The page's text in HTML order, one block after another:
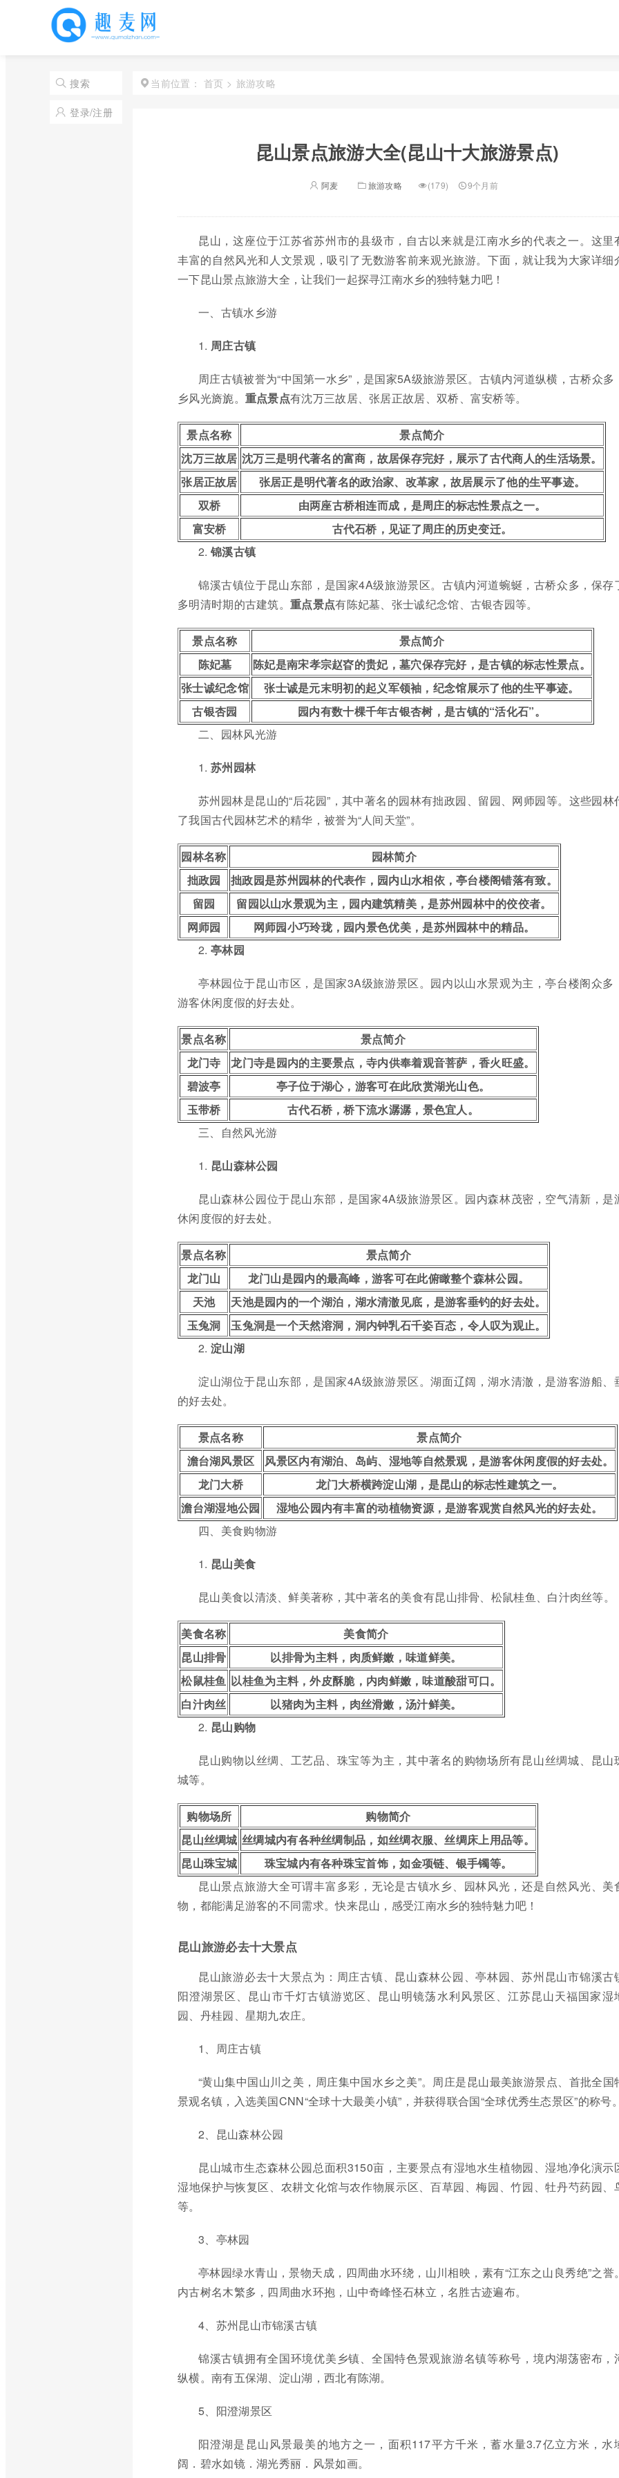
搜索
登录/注册
当前位置： 首页 > 旅游攻略
昆山景点旅游大全(昆山十大旅游景点)
阿麦 旅游攻略 (179) 9个月前
昆山，这座位于江苏省苏州市的县级市，自古以来就是江南水乡的代表之一。这里
丰富的自然风光和人文景观，吸引了无数游客前来观光旅游。下面，就让我为大家详细
一下昆山景点旅游大全，让我们一起探寻江南水乡的独特魅力吧！
一、古镇水乡游
1. 周庄古镇
周庄古镇被誉为“中国第一水乡”，是国家5A级旅游景区。古镇内河道纵横，古桥众多
乡风光旖旎。 重点景点有沈万三故居、张居正故居、双桥、富安桥等。
景点名称
景点简介
沈万三故居 沈万三是明代著名的富商，故居保存完好，展示了古代商人的生活场景。
张居正故居
张居正是明代著名的政治家、改革家，故居展示了他的生平事迹。
双桥
由两座古桥相连而成，是周庄的标志性景点之一。
富安桥
古代石桥，见证了周庄的历史变迁。
2. 锦溪古镇
锦溪古镇位于昆山东部，是国家4A级旅游景区。古镇内河道蜿蜒，古桥众多，保存
多明清时期的古建筑。重点景点有陈妃墓、张士诚纪念馆、古银杏园等。
景点名称
景点简介
陈妃墓
陈妃是南宋孝宗赵昚的贵妃，墓穴保存完好，是古镇的标志性景点。
张士诚纪念馆
张士诚是元末明初的起义军领袖，纪念馆展示了他的生平事迹。
古银杏园
园内有数十棵千年古银杏树，是古镇的“活化石”。
二、园林风光游
1. 苏州园林
苏州园林是昆山的“后花园”，其中著名的园林有拙政园、留园、网师园等。这些园林
了我国古代园林艺术的精华，被誉为“人间天堂”。
园林名称
园林简介
拙政园
拙政园是苏州园林的代表作，园内山水相依，亭台楼阁错落有致。
留园
留园以山水景观为主，园内建筑精美，是苏州园林中的佼佼者。
网师园
网师园小巧玲珑，园内景色优美，是苏州园林中的精品。
2. 亭林园
亭林园位于昆山市区，是国家3A级旅游景区。园内以山水景观为主，亭台楼阁众多
游客休闲度假的好去处。
景点名称
景点简介
龙门寺
龙门寺是园内的主要景点，寺内供奉着观音菩萨，香火旺盛。
碧波亭
亭子位于湖心，游客可在此欣赏湖光山色。
玉带桥
古代石桥，桥下流水潺潺，景色宜人。
三、自然风光游
1. 昆山森林公园
昆山森林公园位于昆山东部，是国家4A级旅游景区。园内森林茂密，空气清新，是
休闲度假的好去处。
景点名称
景点简介
龙门山
龙门山是园内的最高峰，游客可在此俯瞰整个森林公园。
天池
天池是园内的一个湖泊，湖水清澈见底，是游客垂钓的好去处。
玉兔洞
玉兔洞是一个天然溶洞，洞内钟乳石千姿百态，令人叹为观止。
2. 淀山湖
淀山湖位于昆山东部，是国家4A级旅游景区。湖面辽阔，湖水清澈，是游客游船、
的好去处。
景点名称
景点简介
澹台湖风景区
风景区内有湖泊、岛屿、湿地等自然景观，是游客休闲度假的好去处。
龙门大桥
龙门大桥横跨淀山湖，是昆山的标志性建筑之一。
澹台湖湿地公园
湿地公园内有丰富的动植物资源，是游客观赏自然风光的好去处。
四、美食购物游
1. 昆山美食
昆山美食以清淡、鲜美著称，其中著名的美食有昆山排骨、松鼠桂鱼、白汁肉丝等。
美食名称
美食简介
昆山排骨
以排骨为主料，肉质鲜嫩，味道鲜美。
松鼠桂鱼 以桂鱼为主料，外皮酥脆，内肉鲜嫩，味道酸甜可口。
白汁肉丝
以猪肉为主料，肉丝滑嫩，汤汁鲜美。
2. 昆山购物
昆山购物以丝绸、工艺品、珠宝等为主，其中著名的购物场所有昆山丝绸城、昆山
城等。
购物场所
购物简介
昆山丝绸城 丝绸城内有各种丝绸制品，如丝绸衣服、丝绸床上用品等。
昆山珠宝城
珠宝城内有各种珠宝首饰，如金项链、银手镯等。
昆山景点旅游大全可谓丰富多彩，无论是古镇水乡、园林风光，还是自然风光、美
物，都能满足游客的不同需求。快来昆山，感受江南水乡的独特魅力吧！
昆山旅游必去十大景点
昆山旅游必去十大景点为：周庄古镇、昆山森林公园、亭林园、苏州昆山市锦溪古
阳澄湖景区、昆山市千灯古镇游览区、昆山明镜荡水利风景区、江苏昆山天福国家湿
园、丹桂园、星期九农庄。
1、周庄古镇
“黄山集中国山川之美，周庄集中国水乡之美”。周庄是昆山最美旅游景点、首批全国
景观名镇，入选美国CNN“全球十大最美小镇”，并获得联合国“全球优秀生态景区”的称号
2、昆山森林公园
昆山城市生态森林公园总面积3150亩，主要景点有湿地水生植物园、湿地净化演示
湿地保护与恢复区、农耕文化馆与农作物展示区、百草园、梅园、竹园、牡丹芍药园、
等。
3、亭林园
亭林园绿水青山，景物天成，四周曲水环绕，山川相映，素有“江东之山良秀绝”之誉
内古树名木繁多，四周曲水环抱，山中奇峰怪石林立，名胜古迹遍布。
4、苏州昆山市锦溪古镇
锦溪古镇拥有全国环境优美乡镇、全国特色景观旅游名镇等称号，境内湖荡密布，
纵横。南有五保湖、淀山湖，西北有陈湖。
5、阳澄湖景区
阳澄湖是昆山风景最美的地方之一，面积117平方千米，蓄水量3.7亿立方米，水
阔．碧水如镜．湖光秀丽．风景如画。